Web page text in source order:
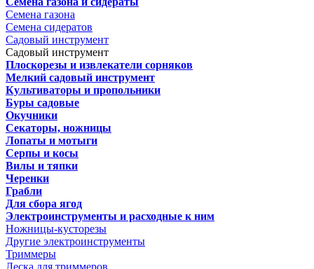
Семена газона
Семена сидератов
Садовый инструмент
Садовый инструмент
Плоскорезы и извлекатели сорняков
Мелкий садовый инструмент
Культиваторы и пропольники
Буры садовые
Окучники
Секаторы, ножницы
Лопаты и мотыги
Серпы и косы
Вилы и тяпки
Черенки
Грабли
Для сбора ягод
Электроинструменты и расходные к ним
Ножницы-кусторезы
Другие электроинструменты
Триммеры
Леска для триммеров